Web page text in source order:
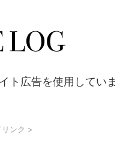
ト広告を使用していま
ンク >